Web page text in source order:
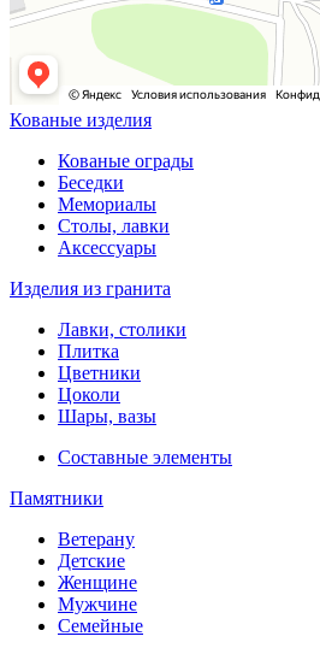
Кованые изделия
Кованые ограды
Беседки
Мемориалы
Столы, лавки
Аксессуары
Изделия из гранита
Лавки, столики
Плитка
Цветники
Цоколи
Шары, вазы
Составные элементы
Памятники
Ветерану
Детские
Женщине
Мужчине
Семейные